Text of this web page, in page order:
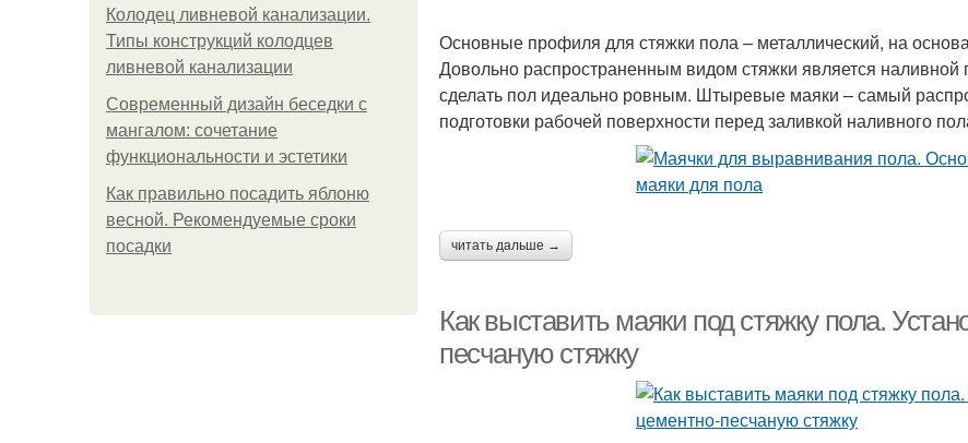
Колодец ливневой канализации.
Типы конструкций колодцев
ливневой канализации
Современный дизайн беседки с
мангалом: сочетание
функциональности и эстетики
Как правильно посадить яблоню
весной. Рекомендуемые сроки
посадки
Штукатурные маяки
Основные профиля для стяжки пола – металлический, на
Довольно распространенным видом стяжки является
сделать пол идеально ровным. Штыревые маяки – самый
подготовки рабочей поверхности перед заливкой наливного
читать дальше →
Как выставить маяки под стяжку пола.
песчаную стяжку